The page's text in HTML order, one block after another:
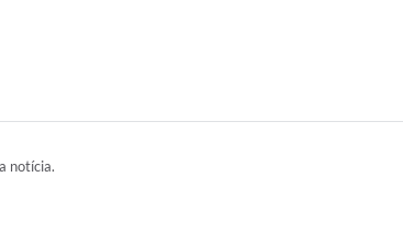
notícia.